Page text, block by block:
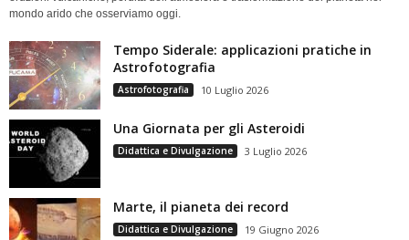
mondo arido che osserviamo oggi.
Tempo Siderale: applicazioni pratiche in
Astrofotografia
Astrofotografia 10 Luglio 2026
Una Giornata per gli Asteroidi
Didattica e Divulgazione 3 Luglio 2026
Marte, il pianeta dei record
Didattica e Divulgazione 19 Giugno 2026